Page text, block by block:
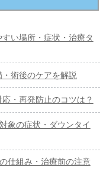
い場所・症状・治療タ
・術後のケアを解説
・再発防止のコツは？
象の症状・ダウンタイ
仕組み・治療前の注意